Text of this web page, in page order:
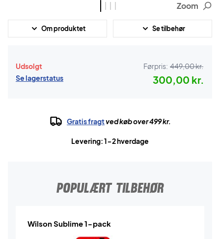
Zoom
Om produktet Se tilbehør
Udsolgt
Se lagerstatus
Førpris: 449,00 kr.
300,00 kr.
Gratis fragtved køb over 499 kr.
Levering: 1-2 hverdage
POPULÆRT TILBEHØR
Wilson Sublime 1-pack